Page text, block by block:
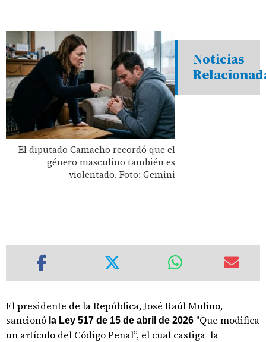
El diputado Camacho recordó que el
género masculino también es
violentado. Foto: Gemini
Noticias
El presidente de la República, José Raúl Mulino,
sancionó la Ley 517 de 15 de abril de 2026 "Que modifica
un artículo del Código Penal”, el cual castiga la